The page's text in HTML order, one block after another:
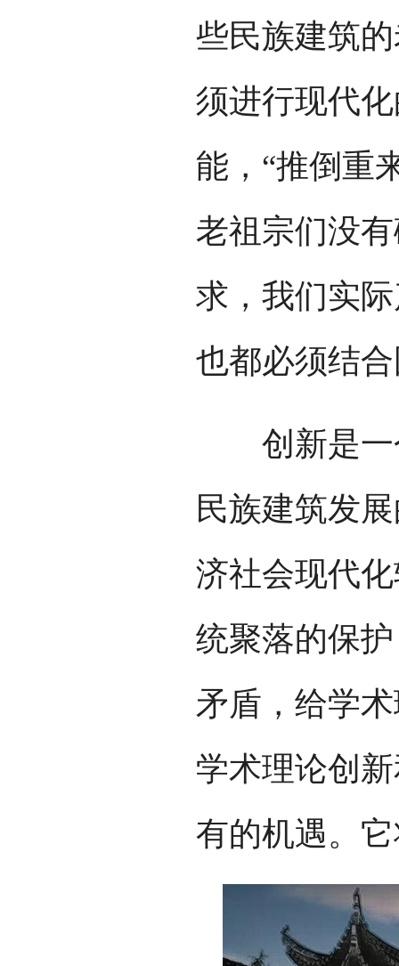
些民族建筑
须进行现代
能，“推倒重
老祖宗们没
求，我们实
也都必须结
创新是一
民族建筑发
济社会现代
统聚落的保
矛盾，给学
学术理论创
有的机遇。